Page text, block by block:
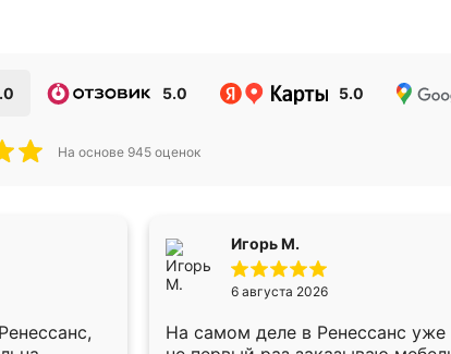
5.0 5.0
На основе 945 оценок
Игорь М.
6 августа 2026
На самом деле в Ренессанс уже